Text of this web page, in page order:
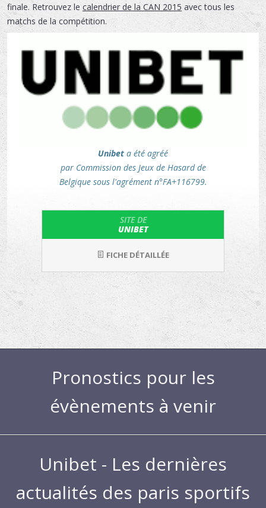
finale. Retrouvez le calendrier de la CAN 2015 avec tous les
matchs de la compétition.
Unibet a été agréé
par Commission des Jeux de Hasard de
Belgique sous l'agrément n°FA+116799.
SITE DE
UNIBET
FICHE DÉTAILLÉE
Pronostics pour les
évènements à venir
Unibet - Les dernières
actualités des paris sportifs